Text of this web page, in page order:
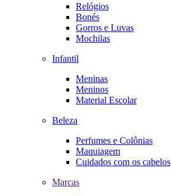
Relógios
Bonés
Gorros e Luvas
Mochilas
Infantil
Meninas
Meninos
Material Escolar
Beleza
Perfumes e Colônias
Maquiagem
Cuidados com os cabelos
Marcas